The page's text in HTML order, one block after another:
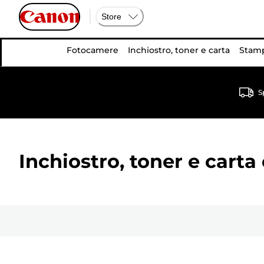
Store
Fotocamere Inchiostro, toner e carta
Inchiostro, toner e